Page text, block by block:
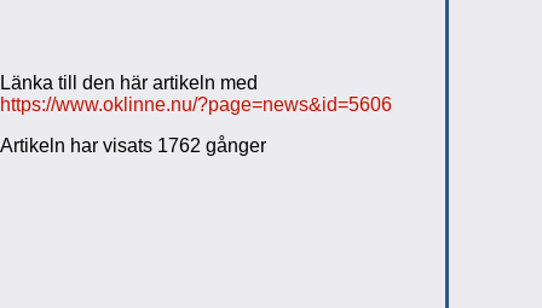
Länka till den här artikeln med
https://www.oklinne.nu/?page=news&id=5606
Artikeln har visats 1762 gånger